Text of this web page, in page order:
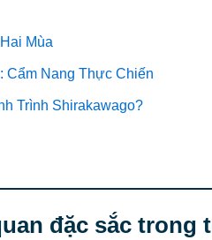
Mùa
Cẩm Nang Thực Chiến
Trình Shirakawago?
đặc sắc trong